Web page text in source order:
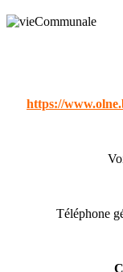
https://
Téléphone